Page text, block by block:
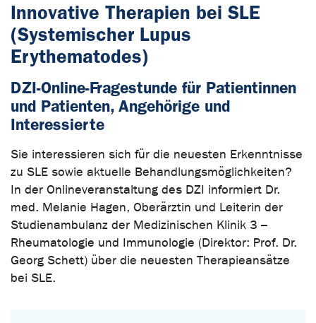
Innovative Therapien bei SLE
(Systemischer Lupus
Erythematodes)
DZI-Online-Fragestunde für Patientinnen
und Patienten, Angehörige und
Interessierte
Sie interessieren sich für die neuesten Erkenntnisse
zu SLE sowie aktuelle Behandlungsmöglichkeiten?
In der Onlineveranstaltung des DZI informiert Dr.
med. Melanie Hagen, Oberärztin und Leiterin der
Studienambulanz der Medizinischen Klinik 3 –
Rheumatologie und Immunologie (Direktor: Prof. Dr.
Georg Schett) über die neuesten Therapieansätze
bei SLE.